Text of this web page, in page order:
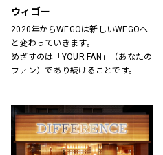
ウィゴー
2020年からWEGOは新しいWEGOへ
と変わっていきます。
めざすのは「YOUR FAN」（あなたの
ファン）であり続けることです。